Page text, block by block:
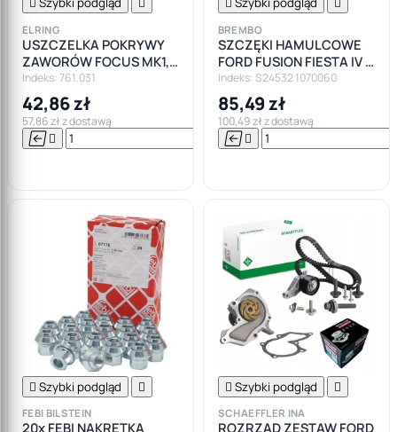
ELRING
USZCZELKA POKRYWY
ZAWORÓW FOCUS MK1,
MK2 1.4 - 1.6
Indeks: 761.031
42,86 zł
57,86 zł z dostawą
  

BREMBO
SZCZĘKI HAMULCOWE
FORD FUSION FIESTA IV V
PUMA KA
Indeks: S24532 1070060
85,49 zł
100,49 zł z dostawą
 
 Szybki podgląd 
FEBI BILSTEIN
20x FEBI NAKRĘTKA
 Szybki podgląd 
SCHAEFFLER INA
ROZRZĄD ZESTAW FORD